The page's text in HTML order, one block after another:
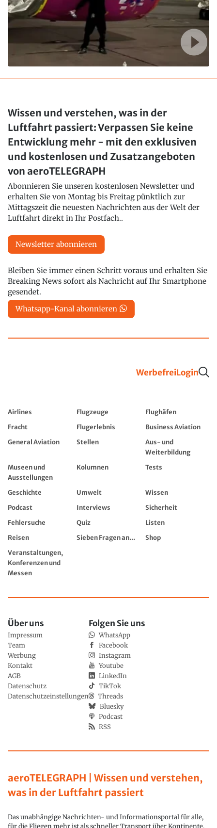
Wissen und verstehen, was in der
Luftfahrt passiert: Verpassen Sie keine
Entwicklung mehr - mit den exklusiven
und kostenlosen und Zusatzangeboten
von aeroTELEGRAPH
Abonnieren Sie unseren kostenlosen Newsletter und
erhalten Sie von Montag bis Freitag pünktlich zur
Mittagszeit die neuesten Nachrichten aus der Welt der
Luftfahrt direkt in Ihr Postfach..
Newsletter abonnieren
Bleiben Sie immer einen Schritt voraus und erhalten Sie
Breaking News sofort als Nachricht auf Ihr Smartphone
gesendet.
Whatsapp-Kanal abonnieren
WerbefreiLogin
Airlines Flugzeuge
Flughäfen
Fracht
Flugerlebnis
Business Aviation
General Aviation
Stellen
Aus- und
Weiterbildung
Museen und
Ausstellungen
Kolumnen Tests
Geschichte Umwelt
Wissen
Podcast
Interviews
Sicherheit
Fehlersuche
Quiz
Listen
Reisen
Sieben Fragen an...
Shop
Veranstaltungen,
Konferenzen und
Messen
aeroTELEGRAPH | Wissen und verstehen,
was in der Luftfahrt passiert
Das unabhängige Nachrichten- und Informationsportal für alle,
Über uns
Impressum
Team
Werbung
Kontakt
AGB
Datenschutz
Datenschutzeinstellungen
Folgen Sie uns
WhatsApp
Facebook
Instagram
Youtube
LinkedIn
TikTok
Threads
Bluesky
Podcast
RSS